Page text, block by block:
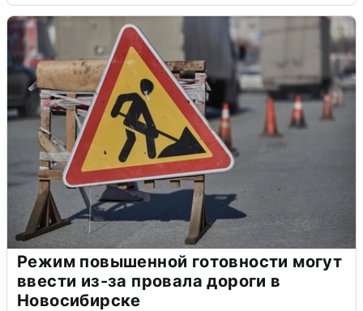
Режим повышенной готовности могут
ввести из-за провала дороги в
Новосибирске